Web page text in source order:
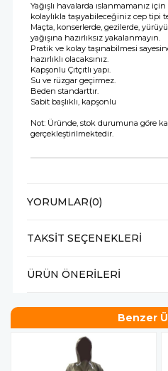
Yağışlı havalarda ıslanmamanız
kolaylıkla taşıyabileceğiniz cep tipi
Maçta, konserlerde, gezilerde,
yağışına hazırlıksız yakalanmayın.
Pratik ve kolay taşınabilmesi
hazırlıklı olacaksınız.
Kapşonlu Çıtçıtlı yapı.
Su ve rüzgar geçirmez.
Beden standarttır.
Sabit başlıklı, kapşonlu
Not: Üründe, stok durumuna göre
gerçekleştirilmektedir.
YORUMLAR(0)
TAKSIT SEÇENEKLERI
ÜRÜN ÖNERILERI
Benzer